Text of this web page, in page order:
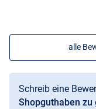
alle
Schreib eine
Shopguthaben zu